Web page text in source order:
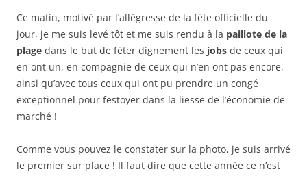
Ce matin, motivé par l’allégresse de la fête officielle du
jour, je me suis levé tôt et me suis rendu à la paillote de la
plage dans le but de fêter dignement les jobs de ceux qui
en ont un, en compagnie de ceux qui n’en ont pas encore,
ainsi qu’avec tous ceux qui ont pu prendre un congé
exceptionnel pour festoyer dans la liesse de l’économie de
marché !
Comme vous pouvez le constater sur la photo, je suis arrivé
le premier sur place ! Il faut dire que cette année ce n’est